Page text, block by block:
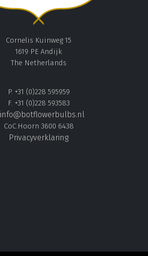
Cornelis Kuinweg 15
1619 PE Andijk
The Netherlands
P. +31 (0)228 595959
F. +31 (0)228 593583
info@botflowerbulbs.nl
CoC.Hoorn 3600 6438
Privacyverklaring